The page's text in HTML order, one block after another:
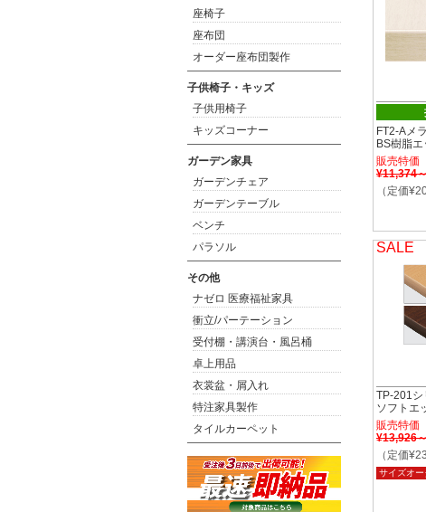
FT2-Aメ
BS樹脂
販売特価
¥11,374
（定価
SALE
TP-201シ
ソフトエ
販売特価
¥13,926
（定価
サイズオ
座椅子
座布団
オーダー座布団製作
子供椅子・キッズ
子供用椅子
キッズコーナー
ガーデン家具
ガーデンチェア
ガーデンテーブル
ベンチ
パラソル
その他
ナゼロ 医療福祉家具
衝立/パーテーション
受付棚・講演台・風呂桶
卓上用品
衣裳盆・屑入れ
特注家具製作
タイルカーペット